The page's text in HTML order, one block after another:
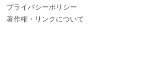
プライバシーポリシー
著作権・リンクについて